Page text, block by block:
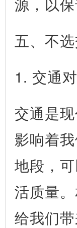
五、不
1. 交通
交通是
影响着
地段，
活质量
给我们带